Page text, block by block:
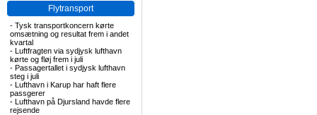
Flytransport
- Tysk transportkoncern kørte
omsætning og resultat frem i andet
kvartal
- Luftfragten via sydjysk lufthavn
kørte og fløj frem i juli
- Passagertallet i sydjysk lufthavn
steg i juli
- Lufthavn i Karup har haft flere
passgerer
- Lufthavn på Djursland havde flere
rejsende